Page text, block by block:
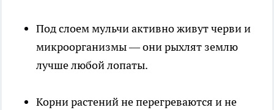
Под слоем мульчи активно живут черви и
микроорганизмы — они рыхлят землю
лучше любой лопаты.
Корни растений не перегреваются и не